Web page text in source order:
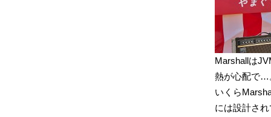
Marshallは
熱が心配で…
いくら
には設計さ